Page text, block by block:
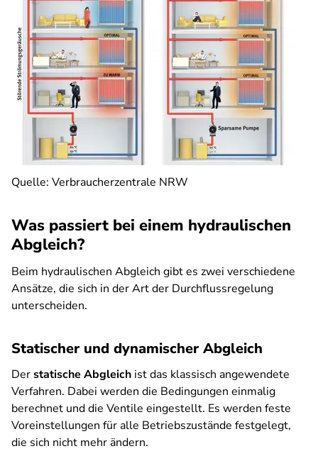
Quelle: Verbraucherzentrale NRW
Was passiert bei einem hydraulischen
Abgleich?
Beim hydraulischen Abgleich gibt es zwei verschiedene
Ansätze, die sich in der Art der Durchflussregelung
unterscheiden.
Statischer und dynamischer Abgleich
Derstatische Abgleich ist das klassisch angewendete
Verfahren. Dabei werden die Bedingungen einmalig
berechnet und die Ventile eingestellt. Es werden feste
Voreinstellungen für alle Betriebszustände festgelegt,
die sich nicht mehr ändern.